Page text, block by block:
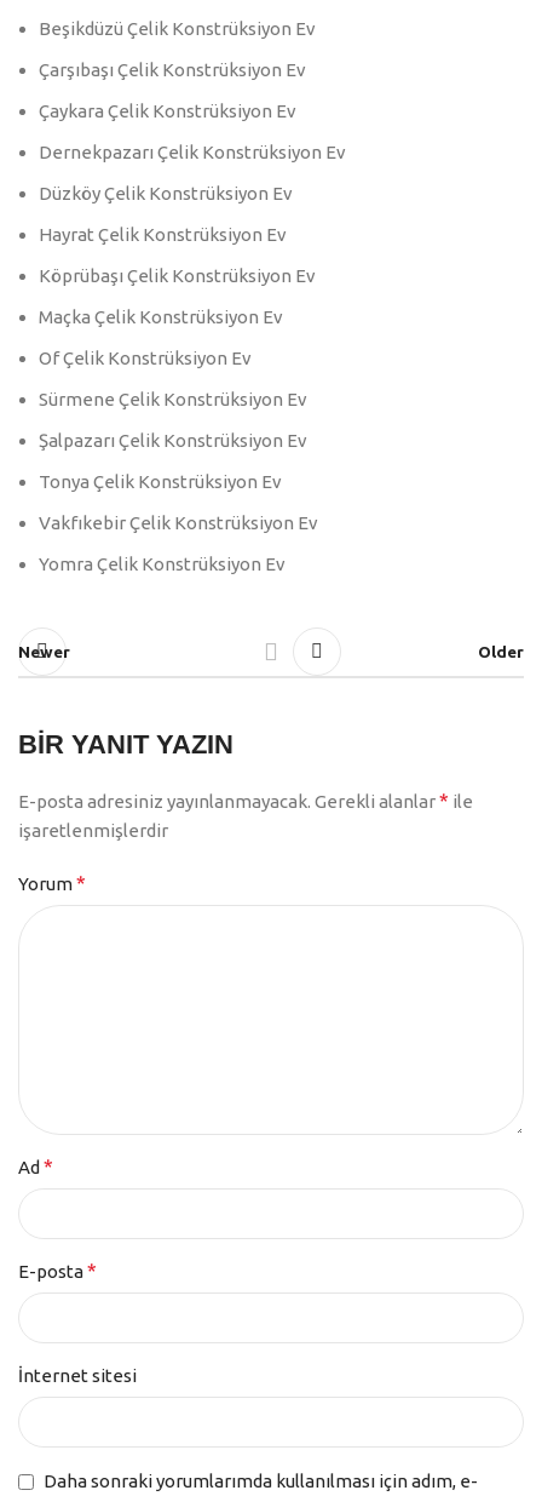
Beşikdüzü Çelik Konstrüksiyon Ev
Çarşıbaşı Çelik Konstrüksiyon Ev
Çaykara Çelik Konstrüksiyon Ev
Dernekpazarı Çelik Konstrüksiyon Ev
Düzköy Çelik Konstrüksiyon Ev
Hayrat Çelik Konstrüksiyon Ev
Köprübaşı Çelik Konstrüksiyon Ev
Maçka Çelik Konstrüksiyon Ev
Of Çelik Konstrüksiyon Ev
Sürmene Çelik Konstrüksiyon Ev
Şalpazarı Çelik Konstrüksiyon Ev
Tonya Çelik Konstrüksiyon Ev
Vakfıkebir Çelik Konstrüksiyon Ev
Yomra Çelik Konstrüksiyon Ev
Newer Older
BIR YANIT YAZIN
E-posta adresiniz yayınlanmayacak. Gerekli alanlar* ile
işaretlenmişlerdir
Yorum*
Ad *
E-posta*
İnternet sitesi
Daha sonraki yorumlarımda kullanılması için adım, e-